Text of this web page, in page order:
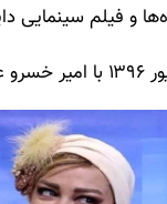
و فیلم سینمایی
کرد.